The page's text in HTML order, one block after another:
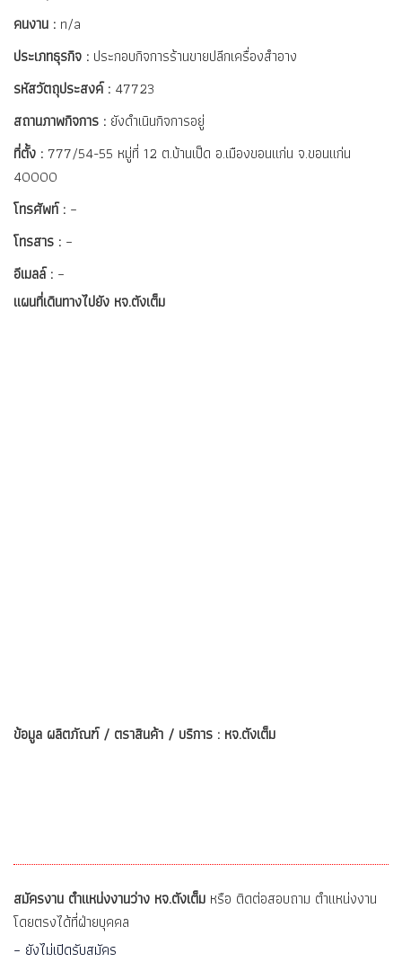
คนงาน : n/a
ประเภทธุรกิจ : ประกอบกิจการร้านขายปลีกเครื่องสำอาง
รหัสวัตถุประสงค์ : 47723
สถานภาพกิจการ : ยังดำเนินกิจการอยู่
ที่ตั้ง : 777/54-55 หมู่ที่ 12 ต.บ้านเป็ด อ.เมืองขอนแก่น จ.ขอนแก่น
40000
โทรศัพท์ : –
โทรสาร : –
อีเมลล์ : –
แผนที่เดินทางไปยัง หจ.ตังเต็ม
ข้อมูล ผลิตภัณฑ์ / ตราสินค้า / บริการ : หจ.ตังเต็ม
สมัครงาน ตำแหน่งงานว่าง หจ.ตังเต็ม หรือ ติดต่อสอบถาม ตำแหน่งงาน
โดยตรงได้ที่ฝ่ายบุคคล
– ยังไม่เปิดรับสมัคร